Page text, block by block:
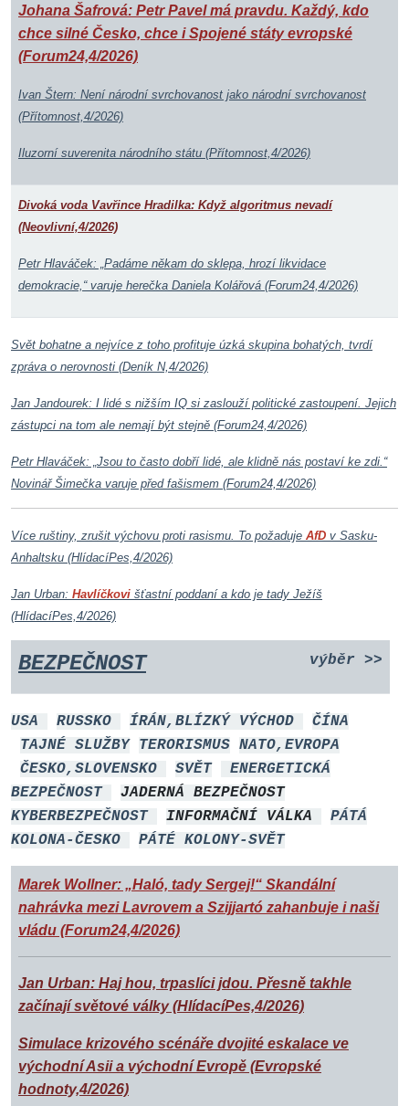
Johana Šafrová: Petr Pavel má pravdu. Každý, kdo
chce silné Česko, chce i Spojené státy evropské
(Forum24,4/2026)
Ivan Štern: Není národní svrchovanost jako národní svrchovanost
(Přítomnost,4/2026)
Iluzorní suverenita národního státu (Přítomnost,4/2026)
Divoká voda Vavřince Hradilka: Když algoritmus nevadí
(Neovlivní,4/2026)
Petr Hlaváček: „Padáme někam do sklepa, hrozí likvidace
demokracie,“ varuje herečka Daniela Kolářová (Forum24,4/2026)
Svět bohatne a nejvíce z toho profituje úzká skupina bohatých, tvrdí
zpráva o nerovnosti (Deník N,4/2026)
Jan Jandourek: I lidé s nižším IQ si zaslouží politické zastoupení. Jejich
zástupci na tom ale nemají být stejně (Forum24,4/2026)
Petr Hlaváček: „Jsou to často dobří lidé, ale klidně nás postaví ke zdi.“
Novinář Šimečka varuje před fašismem (Forum24,4/2026)
Více ruštiny, zrušit výchovu proti rasismu. To požaduje AfD v Sasku-
Anhaltsku (HlídacíPes,4/2026)
Jan Urban: Havlíčkovi šťastní poddaní a kdo je tady Ježíš
(HlídacíPes,4/2026)
BEZPEČNOST výběr >>
USA RUSSKO ÍRÁN,BLÍZKÝ VÝCHOD
ČÍNA
TAJNÉ SLUŽBY
TERORISMUS NATO,EVROPA
ČESKO,SLOVENSKO
SVĚT
ENERGETICKÁ
BEZPEČNOST
JADERNÁ BEZPEČNOST
KYBERBEZPEČNOST
INFORMAČNÍ VÁLKA
PÁTÁ
KOLONA-ČESKO
PÁTÉ KOLONY-SVĚT
Marek Wollner: „Haló, tady Sergej!“ Skandální
nahrávka mezi Lavrovem a Szijjartó zahanbuje i naši
vládu (Forum24,4/2026)
Jan Urban: Haj hou, trpaslíci jdou. Přesně takhle
začínají světové války (HlídacíPes,4/2026)
Simulace krizového scénáře dvojité eskalace ve
východní Asii a východní Evropě (Evropské
hodnoty,4/2026)